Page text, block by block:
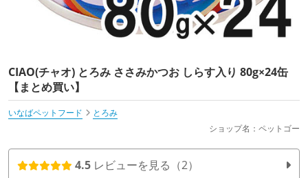
CIAO(チャオ) とろみ ささみかつお しらす入り 80g×24缶
【まとめ買い】
いなばペットフード
とろみ
ショップ名：ペットゴー
4.5 レビューを見る（2）